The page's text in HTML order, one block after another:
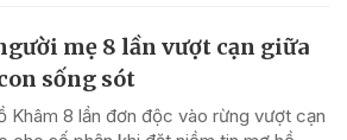
mẹ 8 lần vượt cạn giữa
sống sót
Khâm 8 lần đơn độc vào rừng vượt cạn